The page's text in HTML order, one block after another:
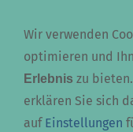
Wir verwenden
optimieren und
Erlebnis zu
erklären Sie sich
auf Einstellungen